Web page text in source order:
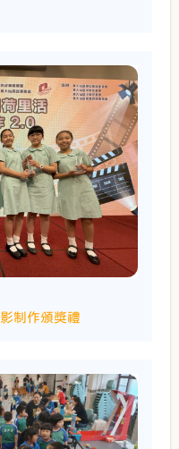
制作頒獎禮